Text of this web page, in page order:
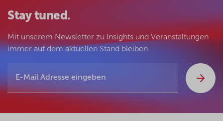
Stay tuned.
Mit unserem Newsletter zu Insights und Veranstaltungen
immer auf dem aktuellen Stand bleiben.